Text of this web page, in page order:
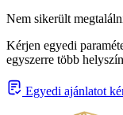
Nem sikerült
Kérjen egyedi
egyszerre több
Egyedi ajánlatot